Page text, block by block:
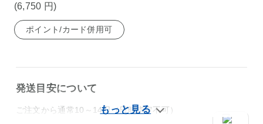
(6,750 円)
ポイント/カード併用可
発送目安について
ご注文から通常10～14日（日時指定不可）